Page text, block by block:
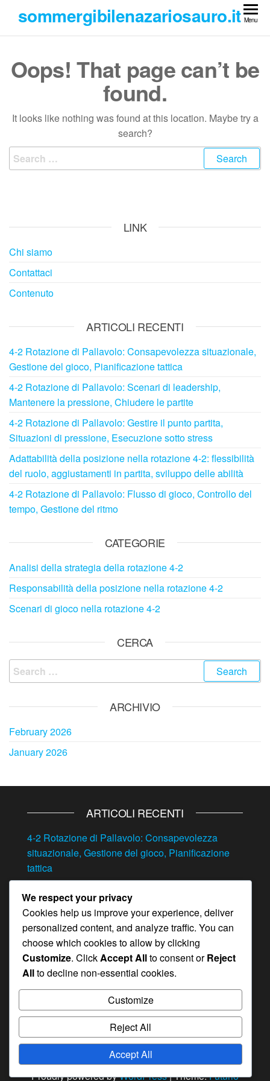
the
sommergibilenazariosauro.it Menu
Oops! That page can’t be
found.
It looks like nothing was found at this location. Maybe try a
search?
for:
LINK
Chi siamo
Contattaci
Contenuto
ARTICOLI RECENTI
4-2 Rotazione di Pallavolo: Consapevolezza situazionale,
Gestione del gioco, Pianificazione tattica
4-2 Rotazione di Pallavolo: Scenari di leadership,
Mantenere la pressione, Chiudere le partite
4-2 Rotazione di Pallavolo: Gestire il punto partita,
Situazioni di pressione, Esecuzione sotto stress
Adattabilità della posizione nella rotazione 4-2: flessibilità
del ruolo, aggiustamenti in partita, sviluppo delle abilità
4-2 Rotazione di Pallavolo: Flusso di gioco, Controllo del
tempo, Gestione del ritmo
CATEGORIE
Analisi della strategia della rotazione 4-2
Responsabilità della posizione nella rotazione 4-2
Scenari di gioco nella rotazione 4-2
CERCA
Search
for:
ARCHIVIO
February 2026
January 2026
ARTICOLI RECENTI
4-2 Rotazione di Pallavolo: Consapevolezza
situazionale, Gestione del gioco, Pianificazione
tattica
Mantenere la pressione, Chiudere le partite
4-2 Rotazione di Pallavolo: Gestire il punto partita,
Situazioni di pressione, Esecuzione sotto stress
Adattabilità della posizione nella rotazione 4-2:
flessibilità del ruolo, aggiustamenti in partita,
sviluppo delle abilità
4-2 Rotazione di Pallavolo: Flusso di gioco,
Controllo del tempo, Gestione del ritmo
Proudly powered byWordPress|Theme:Futurio
We respect your privacy
Cookies help us improve your experience, deliver
personalized content, and analyze traffic. You can
choose which cookies to allow by clicking
Customize. ClickAccept Allto consent orReject
Allto decline non-essential cookies.
Customize
Reject All
Accept All